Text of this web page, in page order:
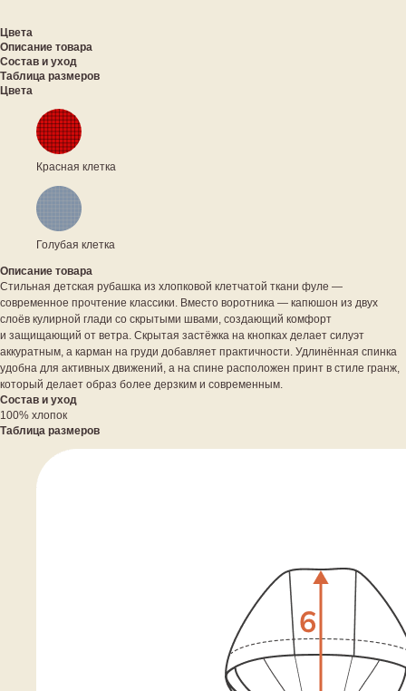
Цвета
Описание товара
Состав и уход
Таблица размеров
Цвета
Красная клетка
Голубая клетка
Описание товара
Стильная детская рубашка из хлопковой клетчатой ткани фуле —
современное прочтение классики. Вместо воротника — капюшон из двух
слоёв кулирной глади со скрытыми швами, создающий комфорт
и защищающий от ветра. Скрытая застёжка на кнопках делает силуэт
аккуратным, а карман на груди добавляет практичности. Удлинённая спинка
удобна для активных движений, а на спине расположен принт в стиле гранж,
который делает образ более дерзким и современным.
Состав и уход
100% хлопок
Таблица размеров